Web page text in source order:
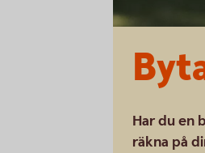
Har du en
räkna på